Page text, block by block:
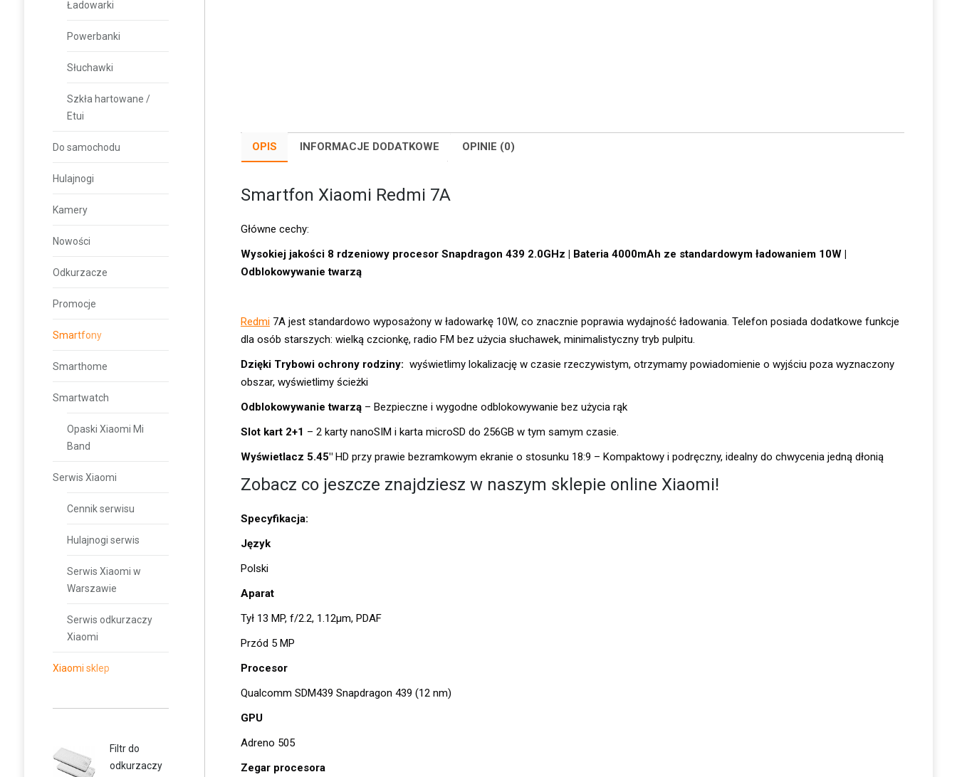
OPIS INFORMACJE DODATKOWE OPINIE (0)
Smartfon Xiaomi Redmi 7A
Główne cechy:
Wysokiej jakości 8 rdzeniowy procesor Snapdragon 439 2.0GHz | Bateria 4000mAh ze standardowym ładowaniem 10W |
Odblokowywanie twarzą
Redmi7A jest standardowo wyposażony w ładowarkę 10W, co znacznie poprawia wydajność ładowania. Telefon posiada dodatkowe funkcje
dla osób starszych: wielką czcionkę, radio FM bez użycia słuchawek, minimalistyczny tryb pulpitu.
Dzięki Trybowi ochrony rodziny: wyświetlimy lokalizację w czasie rzeczywistym, otrzymamy powiadomienie o wyjściu poza wyznaczony
obszar, wyświetlimy ścieżki
Odblokowywanie twarzą– Bezpieczne i wygodne odblokowywanie bez użycia rąk
Slot kart 2+1 – 2 karty nanoSIM i karta microSD do 256GB w tym samym czasie.
Wyświetlacz 5.45″HD przy prawie bezramkowym ekranie o stosunku 18:9 – Kompaktowy i podręczny, idealny do chwycenia jedną dłonią
Zobacz co jeszcze znajdziesz w naszym sklepie online Xiaomi!
Specyfikacja:
Język
Polski
Aparat
Tył 13 MP, f/2.2, 1.12µm, PDAF
Przód 5 MP
Procesor
Qualcomm SDM439 Snapdragon 439 (12 nm)
GPU
Adreno 505
Zegar procesora
Ładowarki
Powerbanki
Słuchawki
Szkła hartowane /
Etui
Do samochodu
Hulajnogi
Kamery
Nowości
Odkurzacze
Promocje
Smartfony
Smarthome
Smartwatch
Opaski Xiaomi Mi
Band
Serwis Xiaomi
Cennik serwisu
Hulajnogi serwis
Serwis Xiaomi w
Warszawie
Serwis odkurzaczy
Xiaomi
Xiaomi sklep
Filtr do
odkurzaczy